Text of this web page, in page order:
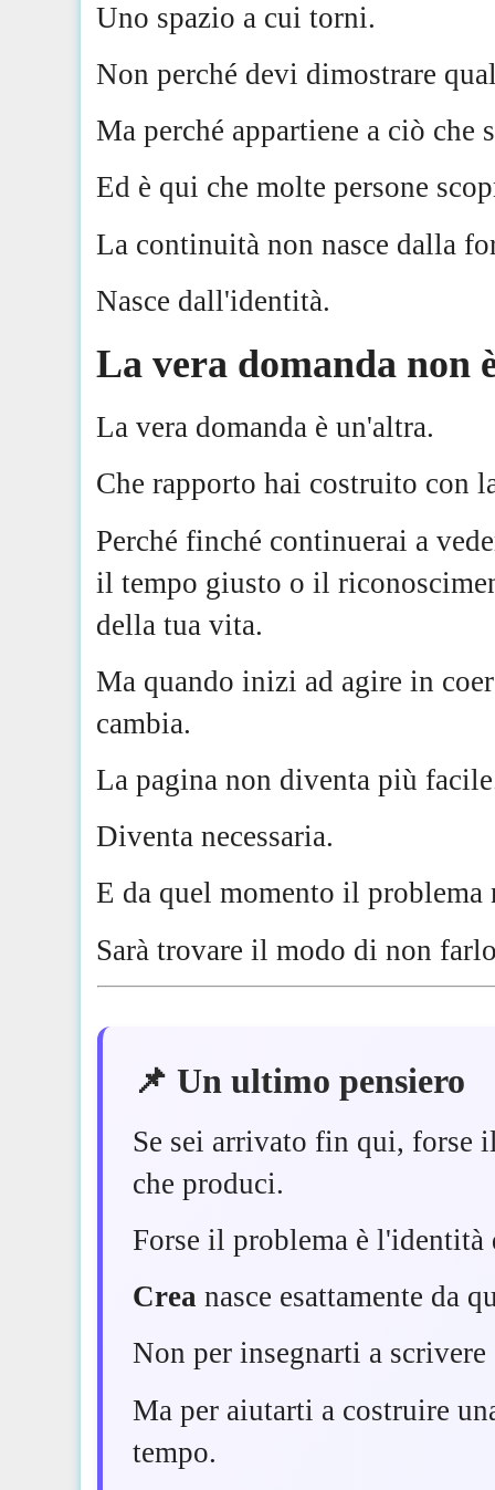
Uno spazio a cui torni.
Non perché devi dimostrare
Ma perché appartiene a ciò che
Ed è qui che molte persone
La continuità non nasce dalla
Nasce dall'identità.
La vera domanda non
La vera domanda è un'altra.
Che rapporto hai costruito con
Perché finché continuerai a
il tempo giusto o il
della tua vita.
Ma quando inizi ad agire in
cambia.
La pagina non diventa più
Diventa necessaria.
E da quel momento il
Sarà trovare il modo di non
📌 Un ultimo pensiero
Se sei arrivato fin qui, forse
che produci.
Forse il problema è l'identità
Crea nasce esattamente da
Non per insegnarti a
Ma per aiutarti a costruire
tempo.